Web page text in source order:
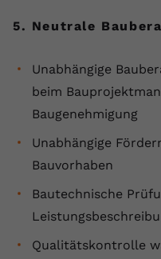
5. Neutrale
Unabhängige
beim
Baugenehmigung
Unabhängige
Bauvorhaben
Bautechnische
Qualitätskontrolle